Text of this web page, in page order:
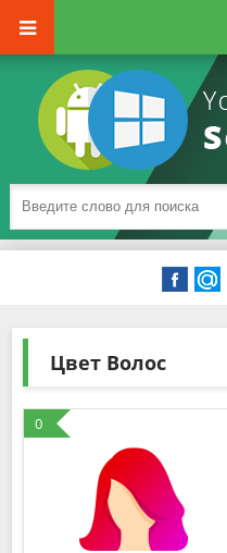
Цвет Волос
0